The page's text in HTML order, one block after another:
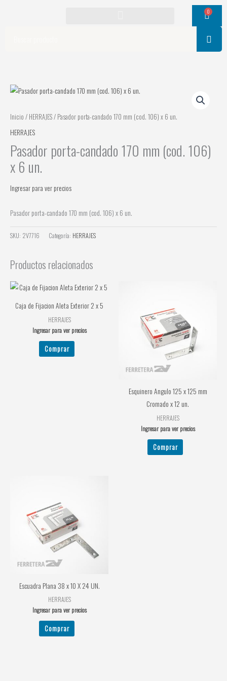
0
Cart
Inicio / HERRAJES/ Pasador porta-candado 170 mm (cod. 106) x 6 un.
HERRAJES
Pasador porta-candado 170 mm (cod. 106)
x 6 un.
Ingresar para ver precios
Pasador porta-candado 170 mm (cod. 106) x 6 un.
SKU: 2V7716 Categoría: HERRAJES
Productos relacionados
Caja de Fijacion Aleta Exterior 2 x 5
HERRAJES
Ingresar para ver precios
Comprar
Esquinero Angulo 125 x 125 mm
Cromado x 12 un.
HERRAJES
Ingresar para ver precios
Comprar
Escuadra Plana 38 x 10 X 24 UN.
HERRAJES
Ingresar para ver precios
Comprar